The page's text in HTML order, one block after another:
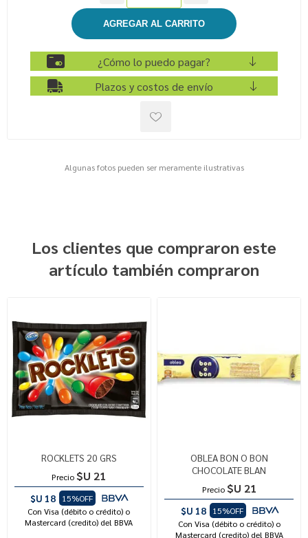
¿Cómo lo puedo pagar?
Plazos y costos de envío
Algunas fotos pueden ser meramente ilustrativas
Los clientes que compraron este
artículo también compraron
ROCKLETS 20 GRS
Precio $U 21
$U 18
15%OFF
Con Visa (débito o crédito) o
Mastercard (credito) del BBVA
OBLEA BON O BON
CHOCOLATE BLAN
Precio $U 21
$U 18
15%OFF
Con Visa (débito o crédito) o
Mastercard (credito) del BBVA